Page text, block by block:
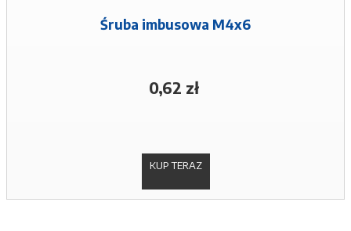
Śruba imbusowa M4x6
0,62 zł
KUP TERAZ